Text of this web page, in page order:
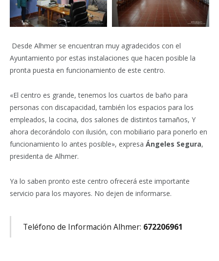
Desde Alhmer se encuentran muy agradecidos con el
Ayuntamiento por estas instalaciones que hacen posible la
pronta puesta en funcionamiento de este centro.
«El centro es grande, tenemos los cuartos de baño para
personas con discapacidad, también los espacios para los
empleados, la cocina, dos salones de distintos tamaños, Y
ahora decorándolo con ilusión, con mobiliario para ponerlo en
funcionamiento lo antes posible», expresa Ángeles Segura,
presidenta de Alhmer.
Ya lo saben pronto este centro ofrecerá este importante
servicio para los mayores. No dejen de informarse.
Teléfono de Información Alhmer: 672206961